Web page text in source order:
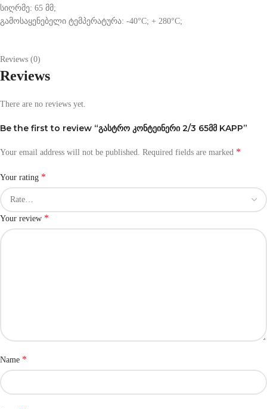
სიღრმე: 65 მმ;
გამოსაყენებელი ტემპერატურა: -40°C; + 280°C;
Reviews (0)
Reviews
There are no reviews yet.
Be the first to review “გასტრო კონტეინერი 2/3 65მმ KAPP”
Your email address will not be published. Required fields are marked *
Your rating *
Your review *
Name *